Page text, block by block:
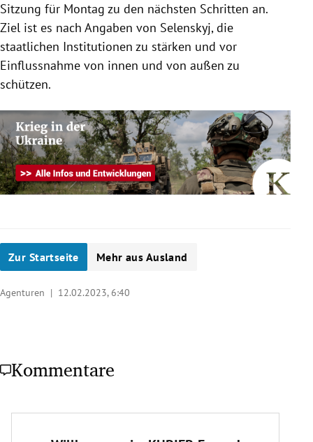
Sitzung für Montag zu den nächsten Schritten an.
Ziel ist es nach Angaben von Selenskyj, die
staatlichen Institutionen zu stärken und vor
Einflussnahme von innen und von außen zu
schützen.
Zur Startseite Mehr aus Ausland
Agenturen | 12.02.2023, 6:40
Kommentare